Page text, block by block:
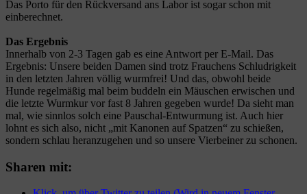
Das Porto für den Rückversand ans Labor ist sogar schon mit
einberechnet.
Das Ergebnis
Innerhalb von 2-3 Tagen gab es eine Antwort per E-Mail. Das
Ergebnis: Unsere beiden Damen sind trotz Frauchens Schludrigkeit
in den letzten Jahren völlig wurmfrei! Und das, obwohl beide
Hunde regelmäßig mal beim buddeln ein Mäuschen erwischen und
die letzte Wurmkur vor fast 8 Jahren gegeben wurde! Da sieht man
mal, wie sinnlos solch eine Pauschal-Entwurmung ist. Auch hier
lohnt es sich also, nicht „mit Kanonen auf Spatzen“ zu schießen,
sondern schlau heranzugehen und so unsere Vierbeiner zu schonen.
Sharen mit: